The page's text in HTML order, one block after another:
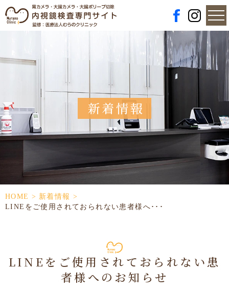
新着情報
HOME > 新着情報 >
LINEをご使用されておられない患者様へ･･･
LINEをご使用されておられない患
者様へのお知らせ